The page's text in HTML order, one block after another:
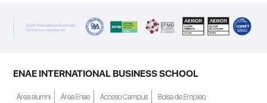
a Crecer". El programa está dirigido a
personas inscritas como demandantes de
becas de estudio parciales (50%), además
de al menos una beca...
ENAE INTERNATIONAL BUSINESS SCHOOL
Área alumni Área Enae Acceso Campus Bolsa de Empleo